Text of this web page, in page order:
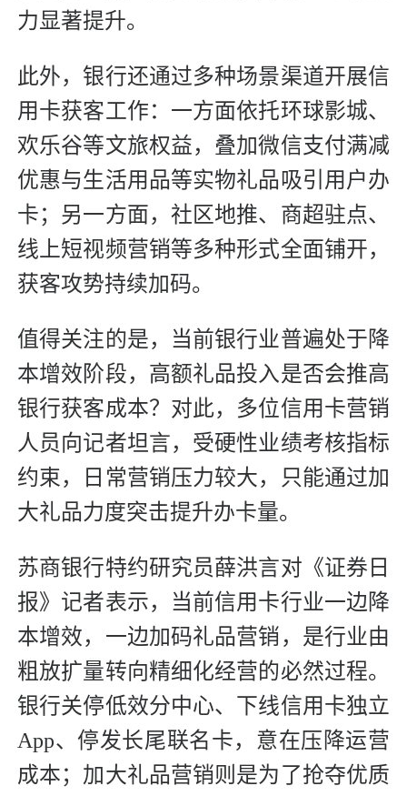
力显著提升。
此外，银行还通过多种场景渠道开展信
用卡获客工作：一方面依托环球影城、
欢乐谷等文旅权益，叠加微信支付满减
优惠与生活用品等实物礼品吸引用户办
卡；另一方面，社区地推、商超驻点、
线上短视频营销等多种形式全面铺开，
获客攻势持续加码。
值得关注的是，当前银行业普遍处于降
本增效阶段，高额礼品投入是否会推高
银行获客成本？对此，多位信用卡营销
人员向记者坦言，受硬性业绩考核指标
约束，日常营销压力较大，只能通过加
大礼品力度突击提升办卡量。
苏商银行特约研究员薛洪言对《证券日
报》记者表示，当前信用卡行业一边降
本增效，一边加码礼品营销，是行业由
粗放扩量转向精细化经营的必然过程。
银行关停低效分中心、下线信用卡独立
App、停发长尾联名卡，意在压降运营
成本；加大礼品营销则是为了抢夺优质